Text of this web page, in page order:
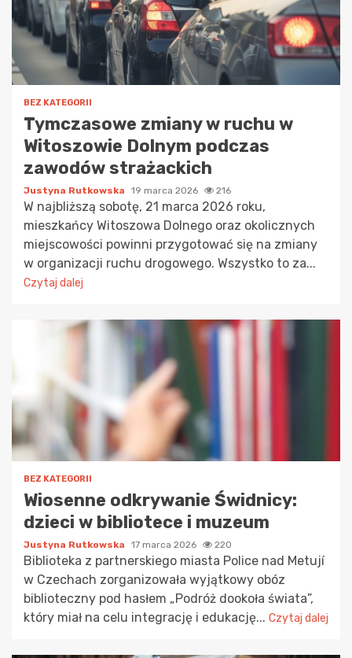
BEZ KATEGORII
Tymczasowe zmiany w ruchu w
Witoszowie Dolnym podczas
zawodów strażackich
Justyna Rutkowska 19 marca 2026 216
W najbliższą sobotę, 21 marca 2026 roku,
mieszkańcy Witoszowa Dolnego oraz okolicznych
miejscowości powinni przygotować się na zmiany
w organizacji ruchu drogowego. Wszystko to za...
Czytaj dalej
BEZ KATEGORII
Wiosenne odkrywanie Świdnicy:
dzieci w bibliotece i muzeum
Justyna Rutkowska 17 marca 2026 220
Biblioteka z partnerskiego miasta Police nad Metují
w Czechach zorganizowała wyjątkowy obóz
biblioteczny pod hasłem „Podróż dookoła świata”,
który miał na celu integrację i edukację... Czytaj dalej